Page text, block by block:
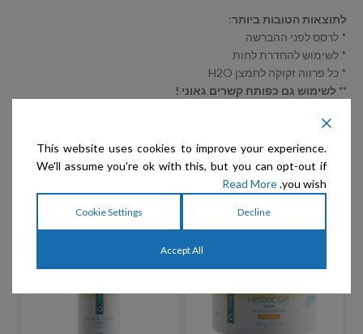
לתוצאות הטובות ביותר:
* לרסס לפני ההברשה
* לשימוש להחדרת לחות
* כל פרווה זקוקה לחמצן H2O
** לשימוש גם כפותח קשרים גאוני !
מוצרים קשורים
This website uses cookies to improve your experience.
We'll assume you're ok with this, but you can opt-out if
you wish.
Read More
Decline
Cookie Settings
Accept All